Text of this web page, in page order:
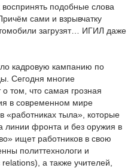
воспринять подобные слова
сами и взрывчатку
загрузят… ИГИЛ даже
кадровую кампанию по
Сегодня многие
том, что самая грозная
в современном мире
«работниках тыла», которые
линии фронта и без оружия в
ищет работников в свою
политтехнологи и
а также учителей,